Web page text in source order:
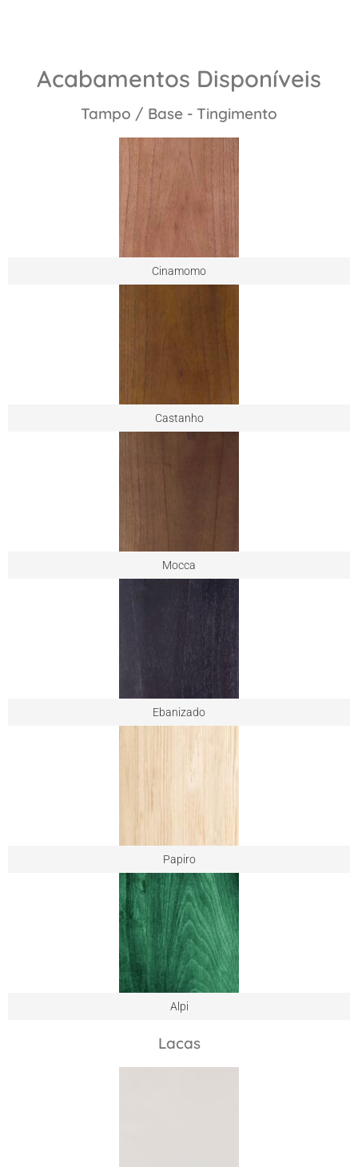
Acabamentos Disponíveis
Tampo / Base - Tingimento
Cinamomo
Castanho
Mocca
Ebanizado
Papiro
Alpi
Lacas